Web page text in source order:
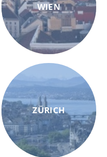
WIEN
ZÜRICH